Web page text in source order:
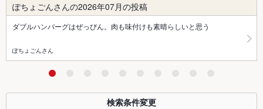
ぽちょごんさんの2026年07月の投稿
ダブルハンバーグはぜっぴん。肉も味付けも素晴らしいと思う
ぽちょごんさん
検索条件変更